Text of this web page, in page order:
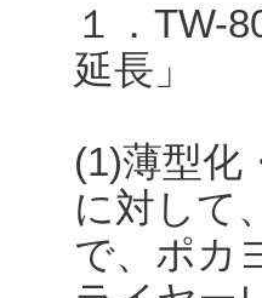
１．TW-
延長」
(1)薄型化
に対して
で、ポカ